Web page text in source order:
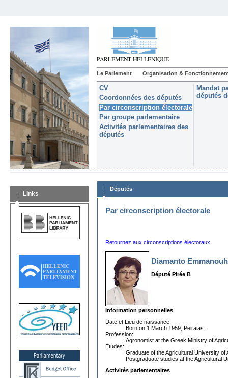
Le Parlement Organisation &
CV
Coordonnées des députés
Par circonscription électorale
Par groupe parlementaire
Activités parlementaires des
députés
Mandat
députés
Links
Députés
Par circonscription électorale
Retournez aux circonscriptions électoraux
Diamanto
Député Pirée B
Information personnelles
Date et Lieu de naissance:
Born on 1 March 1959, Peiraias.
Profession:
Agronomist at the Greek Ministry of
Études:
Graduate of the Agricultural University of
Postgraduate studies at the Agricultural
Activités parlementaires